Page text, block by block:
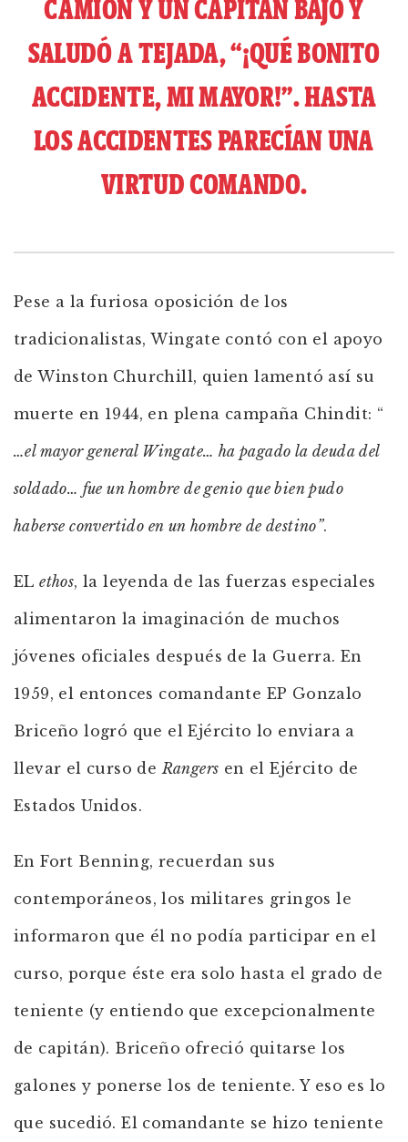
CAMIÓN Y UN CAPITÁN BAJÓ Y
SALUDÓ A TEJADA, “¡QUÉ BONITO
ACCIDENTE, MI MAYOR!”. HASTA
LOS ACCIDENTES PARECÍAN UNA
VIRTUD COMANDO.
Pese a la furiosa oposición de los
tradicionalistas, Wingate contó con el apoyo
de Winston Churchill, quien lamentó así su
muerte en 1944, en plena campaña Chindit: “
…el mayor general Wingate… ha pagado la deuda del
soldado… fue un hombre de genio que bien pudo
haberse convertido en un hombre de destino”.
ELethos, la leyenda de las fuerzas especiales
alimentaron la imaginación de muchos
jóvenes oficiales después de la Guerra. En
1959, el entonces comandante EP Gonzalo
Briceño logró que el Ejército lo enviara a
llevar el curso deRangers en el Ejército de
Estados Unidos.
En Fort Benning, recuerdan sus
contemporáneos, los militares gringos le
informaron que él no podía participar en el
curso, porque éste era solo hasta el grado de
teniente (y entiendo que excepcionalmente
de capitán). Briceño ofreció quitarse los
galones y ponerse los de teniente. Y eso es lo
que sucedió. El comandante se hizo teniente